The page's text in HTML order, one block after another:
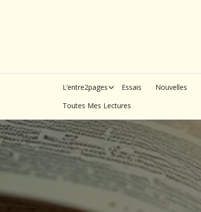
L’entre2pages Essais Nouvelles
Toutes Mes Lectures